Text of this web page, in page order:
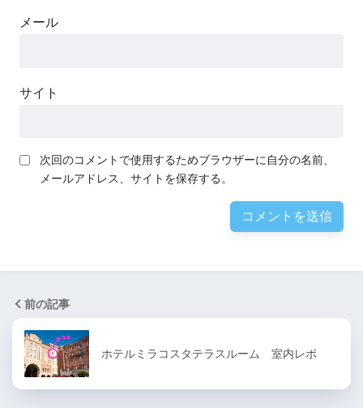
メール
サイト
次回のコメントで使用するためブラウザーに自分の名前、
メールアドレス、サイトを保存する。
前の記事
ホテルミラコスタテラスルーム 室内レポ